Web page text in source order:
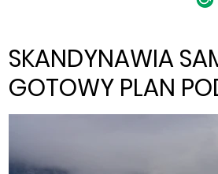
SKANDYNAWIA
GOTOWY PLAN